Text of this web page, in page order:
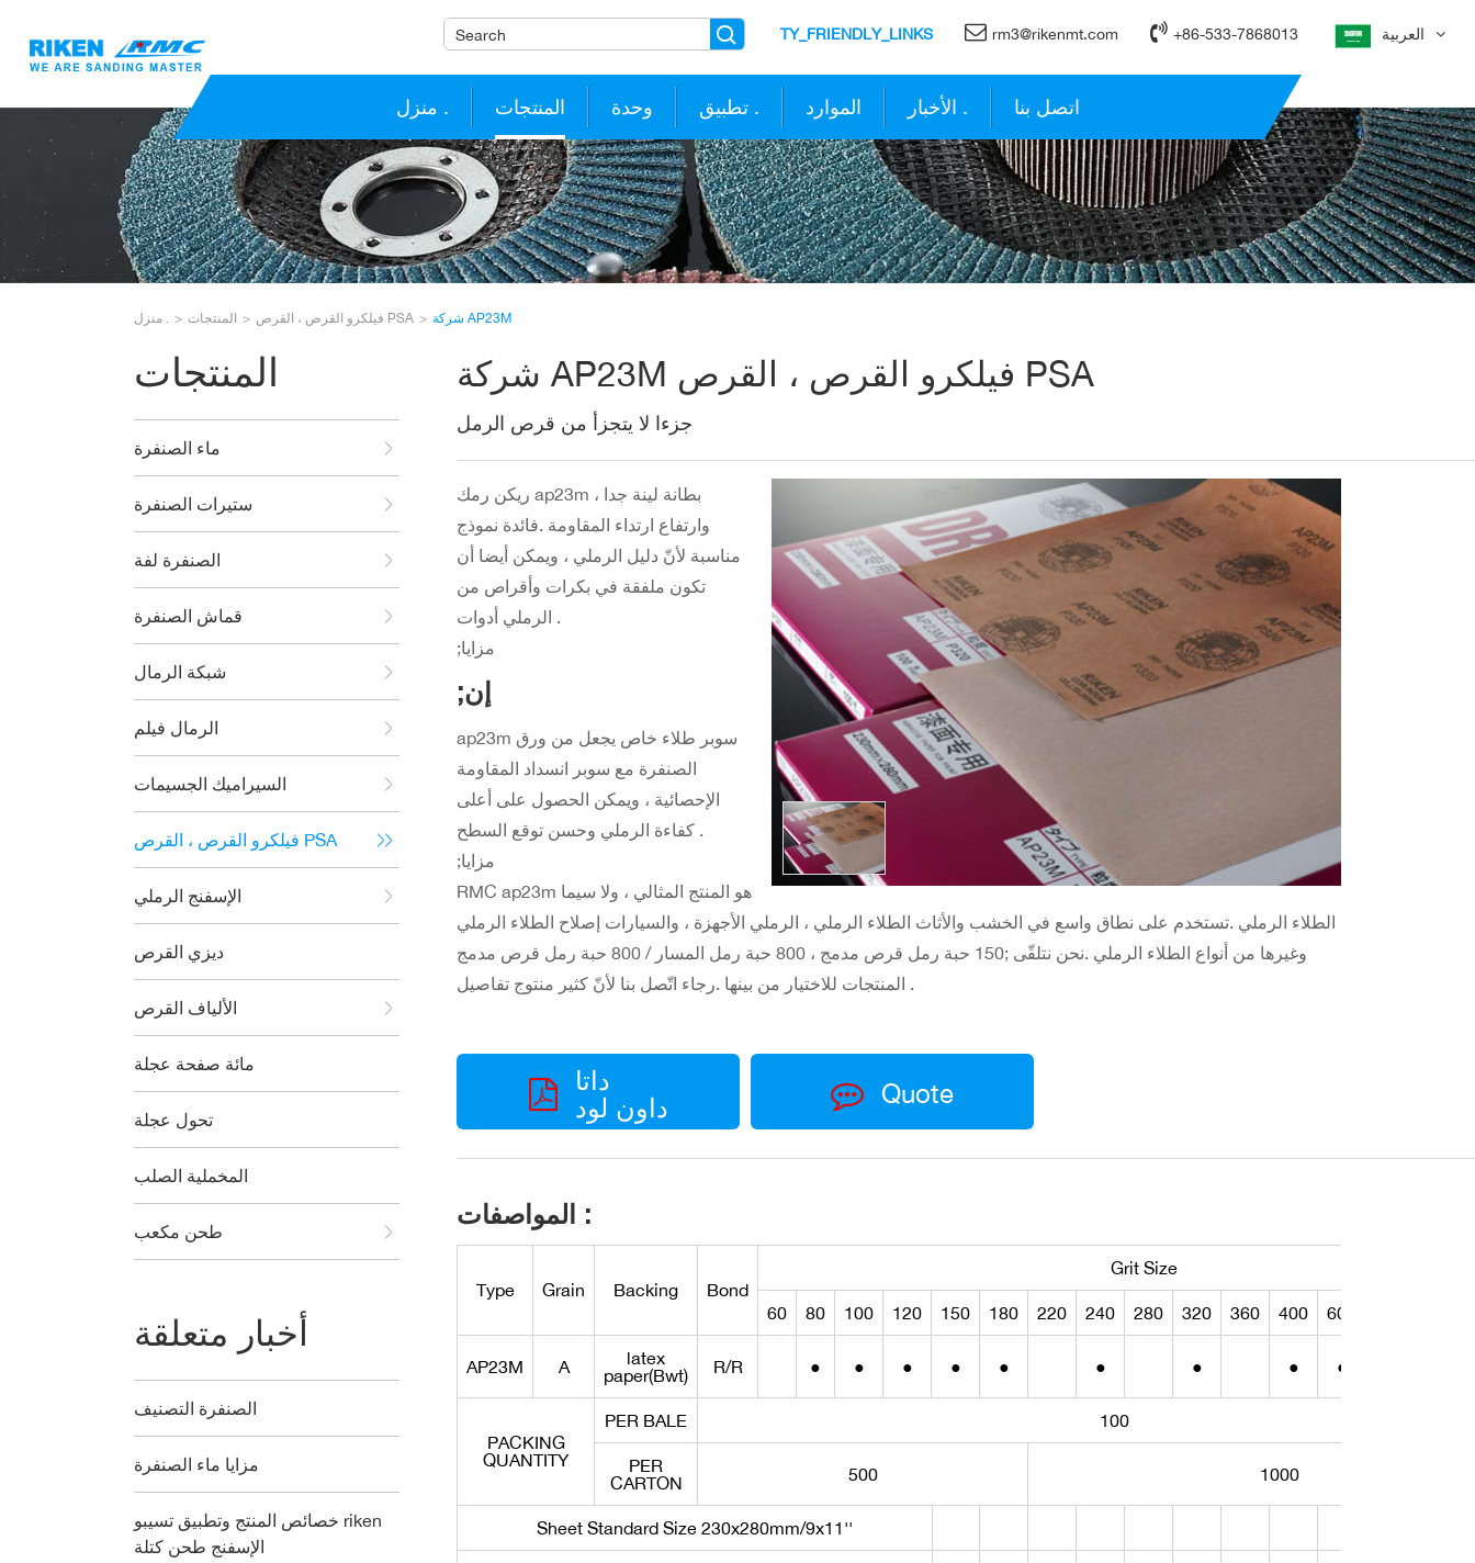
TY_FRIENDLY_LINKS rm3@rikenmt.com +86-533-7868013 العربية
منزل . المنتجات وحدة تطبيق . الموارد الأخبار . اتصل بنا
منزل . المنتجات فيلكرو القرص ، القرص PSA شركة AP23M
المنتجات
ماء الصنفرة
ستيرات الصنفرة
الصنفرة لفة
قماش الصنفرة
شبكة الرمال
الرمال فيلم
السيراميك الجسيمات
فيلكرو القرص ، القرص PSA
الإسفنج الرملي
ديزي القرص
الألياف القرص
مائة صفحة عجلة
تحول عجلة
المخملية الصلب
طحن مكعب
أخبار متعلقة
الصنفرة التصنيف
مزايا ماء الصنفرة
خصائص المنتج وتطبيق تسيبو riken
الإسفنج طحن كتلة
شركة AP23M فيلكرو القرص ، القرص PSA
جزءا لا يتجزأ من قرص الرمل
ريكن رمك ap23m بطانة لينة جدا ،
وارتفاع ارتداء المقاومة .فائدة نموذج
مناسبة لأنّ دليل الرملي ، ويمكن أيضا أن
تكون ملفقة في بكرات وأقراص من
الرملي أدوات .
;مزايا
;إن
ap23m سوبر طلاء خاص يجعل من ورق
الصنفرة مع سوبر انسداد المقاومة
الإحصائية ، ويمكن الحصول على أعلى
كفاءة الرملي وحسن توقع السطح .
;مزايا
RMC ap23m هو المنتج المثالي ، ولا سيما
الطلاء الرملي .تستخدم على نطاق واسع في الخشب والأثاث الطلاء الرملي ، الرملي الأجهزة ، والسيارات إصلاح الطلاء الرملي
وغيرها من أنواع الطلاء الرملي .نحن نتلقّى ;150 حبة رمل قرص مدمج ، 800 حبة رمل المسار / 800 حبة رمل قرص مدمج
المنتجات للاختيار من بينها .رجاء اتّصل بنا لأنّ كثير منتوج تفاصيل .
داتا
داون لود
Quote
المواصفات :
Type Grain Backing Bond
Grit Size
60 80 100 120 150 180 220 240 280 320 360 400 600
AP23M A
latex
paper(Bwt)
R/R ● ● ● ● ● ● ● ● ●
PACKING
QUANTITY
PER BALE 100
PER
CARTON
500 1000
Sheet Standard Size 230x280mm/9x11''